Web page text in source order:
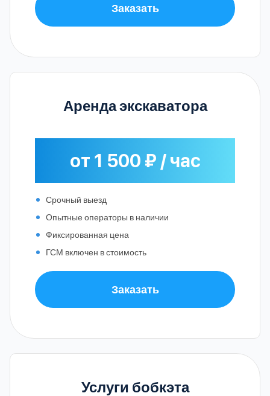
Заказать
Аренда экскаватора
от 1 500 ₽ / час
Срочный выезд
Опытные операторы в наличии
Фиксированная цена
ГСМ включен в стоимость
Заказать
Услуги бобкэта